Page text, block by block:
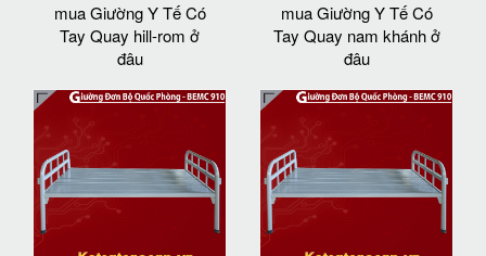
mua Giường Y Tế Có
Tay Quay hill-rom ở
đâu
mua Giường Y Tế Có
Tay Quay nam khánh ở
đâu